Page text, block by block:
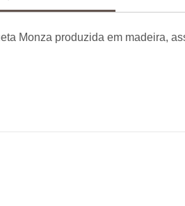
Monza produzida em madeira,